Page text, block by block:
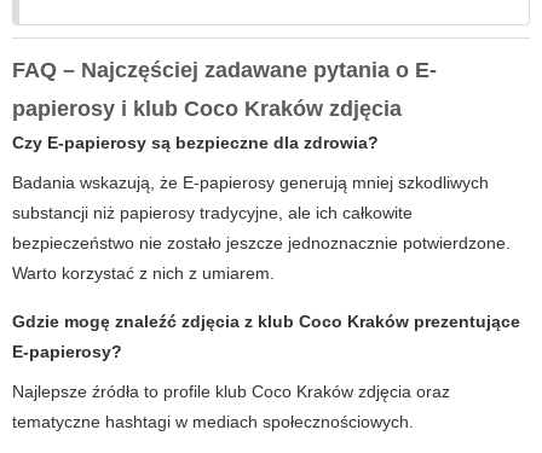
FAQ – Najczęściej zadawane pytania o E-
papierosy i klub Coco Kraków zdjęcia
Czy E-papierosy są bezpieczne dla zdrowia?
Badania wskazują, że E-papierosy generują mniej szkodliwych
substancji niż papierosy tradycyjne, ale ich całkowite
bezpieczeństwo nie zostało jeszcze jednoznacznie potwierdzone.
Warto korzystać z nich z umiarem.
Gdzie mogę znaleźć zdjęcia z klub Coco Kraków prezentujące
E-papierosy?
Najlepsze źródła to profile klub Coco Kraków zdjęcia oraz
tematyczne hashtagi w mediach społecznościowych.